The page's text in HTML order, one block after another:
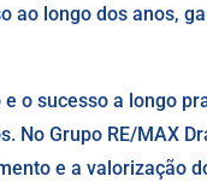
ao longo dos anos,
o sucesso a longo
No Grupo RE/MAX
e a valorização